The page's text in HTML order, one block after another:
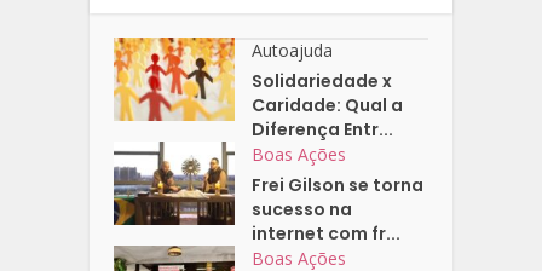
Autoajuda
Solidariedade x
Caridade: Qual a
Diferença Entr...
Boas Ações
Frei Gilson se torna
sucesso na
internet com fr...
Boas Ações